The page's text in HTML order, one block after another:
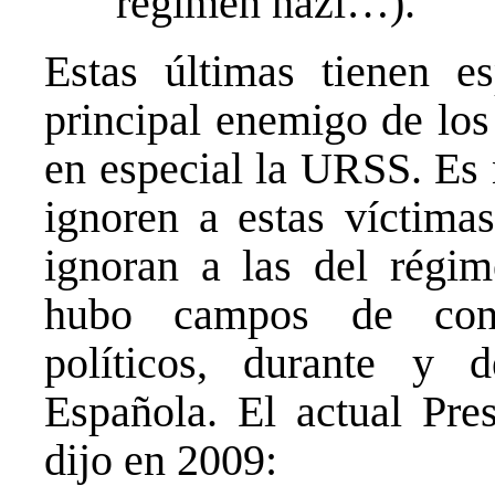
Estas últimas tienen
principal enemigo de
en especial la URSS.
ignoren a estas
ignoran a las del
hubo campos de
políticos, durante y
Española. El actual
dijo en 2009: